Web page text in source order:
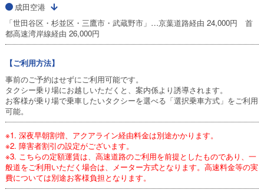
成田空港
「世田谷区・杉並区・三鷹市・武蔵野市」…京葉道路経由 24,000円 首
都高速湾岸線経由 26,000円
【ご利用方法】
事前のご予約はせずにご利用可能です。
タクシー乗り場にお越しいただくと、案内係より誘導されます。
お客様が乗り場で乗車したいタクシーを選べる「選択乗車方式」をご利用
可能。
※1. 深夜早朝割増、アクアライン経由料金は別途かかります。
※2. 障害者割引の設定がございます。
※3. こちらの定額運賃は、高速道路のご利用を前提としたものであり、一
般道をご利用いただく場合は、メーター方式となります。高速料金等の実
費については別途お客様負担となります。